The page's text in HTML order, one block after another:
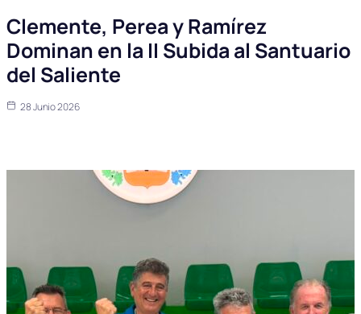
Clemente, Perea y Ramírez
Dominan en la II Subida al Santuario
del Saliente
28 Junio 2026